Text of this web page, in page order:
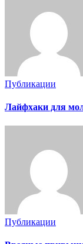
Публикации
Лайфхаки для
Публикации